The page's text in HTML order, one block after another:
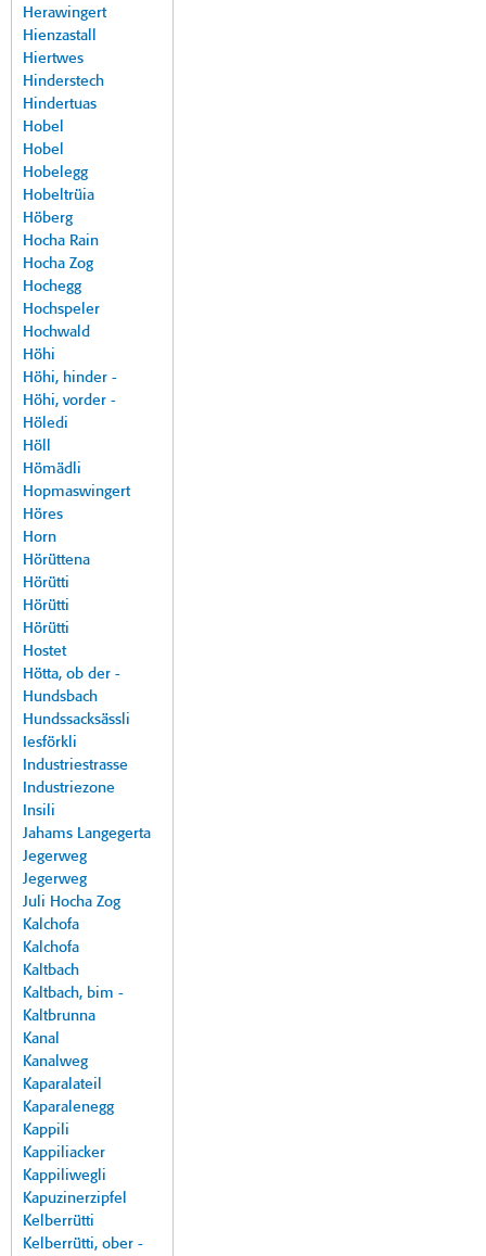
Herawingert
Hienzastall
Hiertwes
Hinderstech
Hindertuas
Hobel
Hobel
Hobelegg
Hobeltrüia
Höberg
Hocha Rain
Hocha Zog
Hochegg
Hochspeler
Hochwald
Höhi
Höhi, hinder -
Höhi, vorder -
Höledi
Höll
Hömädli
Hopmaswingert
Höres
Horn
Hörüttena
Hörütti
Hörütti
Hörütti
Hostet
Hötta, ob der -
Hundsbach
Hundssacksässli
Iesförkli
Industriestrasse
Industriezone
Insili
Jahams Langegerta
Jegerweg
Jegerweg
Juli Hocha Zog
Kalchofa
Kalchofa
Kaltbach
Kaltbach, bim -
Kaltbrunna
Kanal
Kanalweg
Kaparalateil
Kaparalenegg
Kappili
Kappiliacker
Kappiliwegli
Kapuzinerzipfel
Kelberrütti
Kelberrütti, ober -